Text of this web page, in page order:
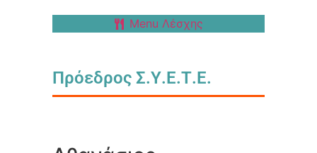
Menu Λέσχης
Πρόεδρος Σ.Υ.Ε.Τ.Ε.